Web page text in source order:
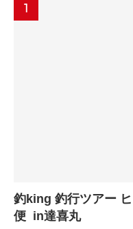
1
釣king 釣行ツアー
便 in達喜丸